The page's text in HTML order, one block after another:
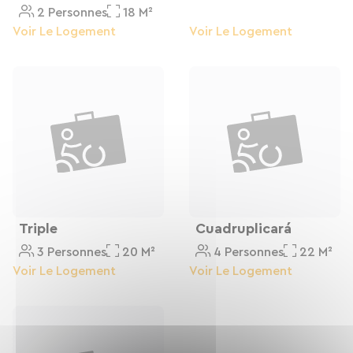
2 Personnes
18 M²
Voir Le Logement
Voir Le Logement
Triple
3 Personnes
20 M²
Voir Le Logement
Cuadruplicará
4 Personnes
22 M²
Voir Le Logement